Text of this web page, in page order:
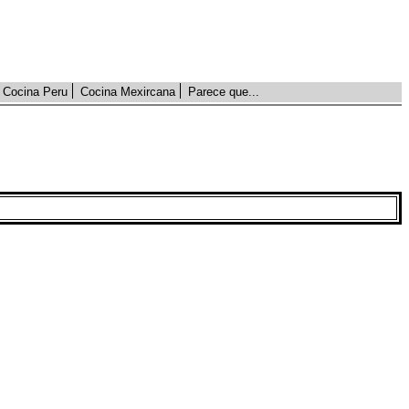
Cocina Peru Cocina Mexircana Parece que...